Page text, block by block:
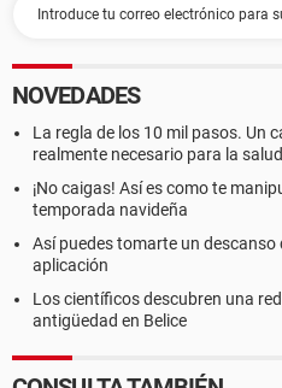
NOVEDADES
La regla de los 10 mil pasos. Un
realmente necesario para la salud
¡No caigas! Así es como te
temporada navideña
Así puedes tomarte un
aplicación
Los científicos descubren una
antigüedad en Belice